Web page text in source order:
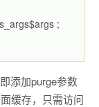
;
添加purge参数
缓存，只需访问